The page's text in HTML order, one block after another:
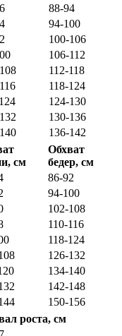
88-94
94-100
100-106
106-112
112-118
118-124
124-130
130-136
136-142
см
Обхват
бедер, см
86-92
94-100
102-108
110-116
118-124
126-132
134-140
142-148
150-156
роста, см